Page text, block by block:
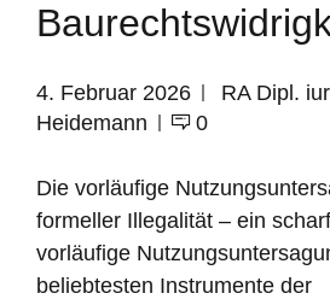
4. Februar 2026
RA Dipl.
Heidemann
0
Die vorläufige
formeller Illegalität – ein
vorläufige
beliebtesten Instrumente der